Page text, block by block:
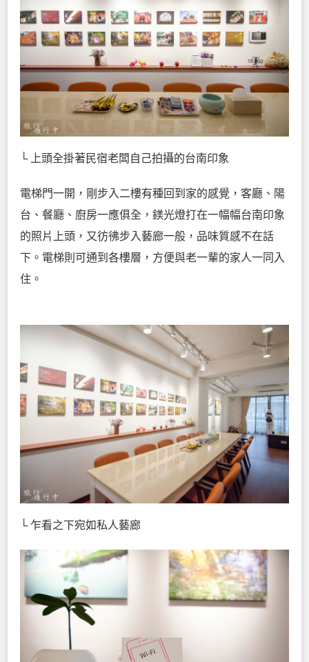
└ 上頭全掛著民宿老闆自己拍攝的台南印象
電梯門一開，剛步入二樓有種回到家的感覺，客廳、陽
台、餐廳、廚房一應俱全，鎂光燈打在一幅幅台南印象
的照片上頭，又彷彿步入藝廊一般，品味質感不在話
下。電梯則可通到各樓層，方便與老一輩的家人一同入
住。
└ 乍看之下宛如私人藝廊